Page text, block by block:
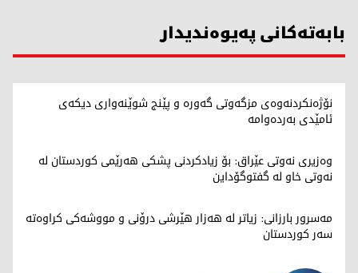
بابەتەکانی پەیوەندیدار
نۆژەنکردنەوەی مزگەوتی گەورە و پێنج شوێنەواری دیکەی
ئامێدی بەردەوامە
وەزیری نەوتی عێراق: بۆ زیادکردنی پشکی هەرێمی کوردستان لە
نەوتی خاو لە گفتوگۆداین
مەسرور بارزانی: زیاتر لە هەزار هێرشی درۆنی و مووشەکی کراوەتە
سەر کوردستان